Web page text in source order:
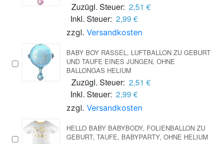
Zuzügl. Steuer: 2,51 €
Inkl. Steuer: 2,99 €
zzgl. Versandkosten
BABY BOY RASSEL, LUFTBALLON ZU GEBURT
UND TAUFE EINES JUNGEN, OHNE
BALLONGAS HELIUM
Zuzügl. Steuer: 2,51 €
Inkl. Steuer: 2,99 €
zzgl. Versandkosten
HELLO BABY BABYBODY, FOLIENBALLON ZU
GEBURT, TAUFE, BABYPARTY, OHNE HELIUM